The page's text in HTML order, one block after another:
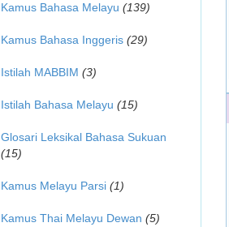
Kamus Bahasa Melayu (139)
Kamus Bahasa Inggeris (29)
Istilah MABBIM (3)
Istilah Bahasa Melayu (15)
Glosari Leksikal Bahasa Sukuan
(15)
Kamus Melayu Parsi (1)
Kamus Thai Melayu Dewan (5)